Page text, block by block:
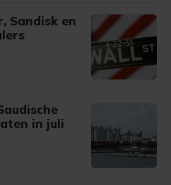
Sandisk en
in juli